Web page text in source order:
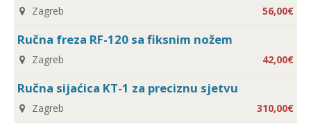
Zagreb 56,00€
Ručna freza RF-120 sa fiksnim nožem
Zagreb 42,00€
Ručna sijaćica KT-1 za preciznu sjetvu
Zagreb 310,00€